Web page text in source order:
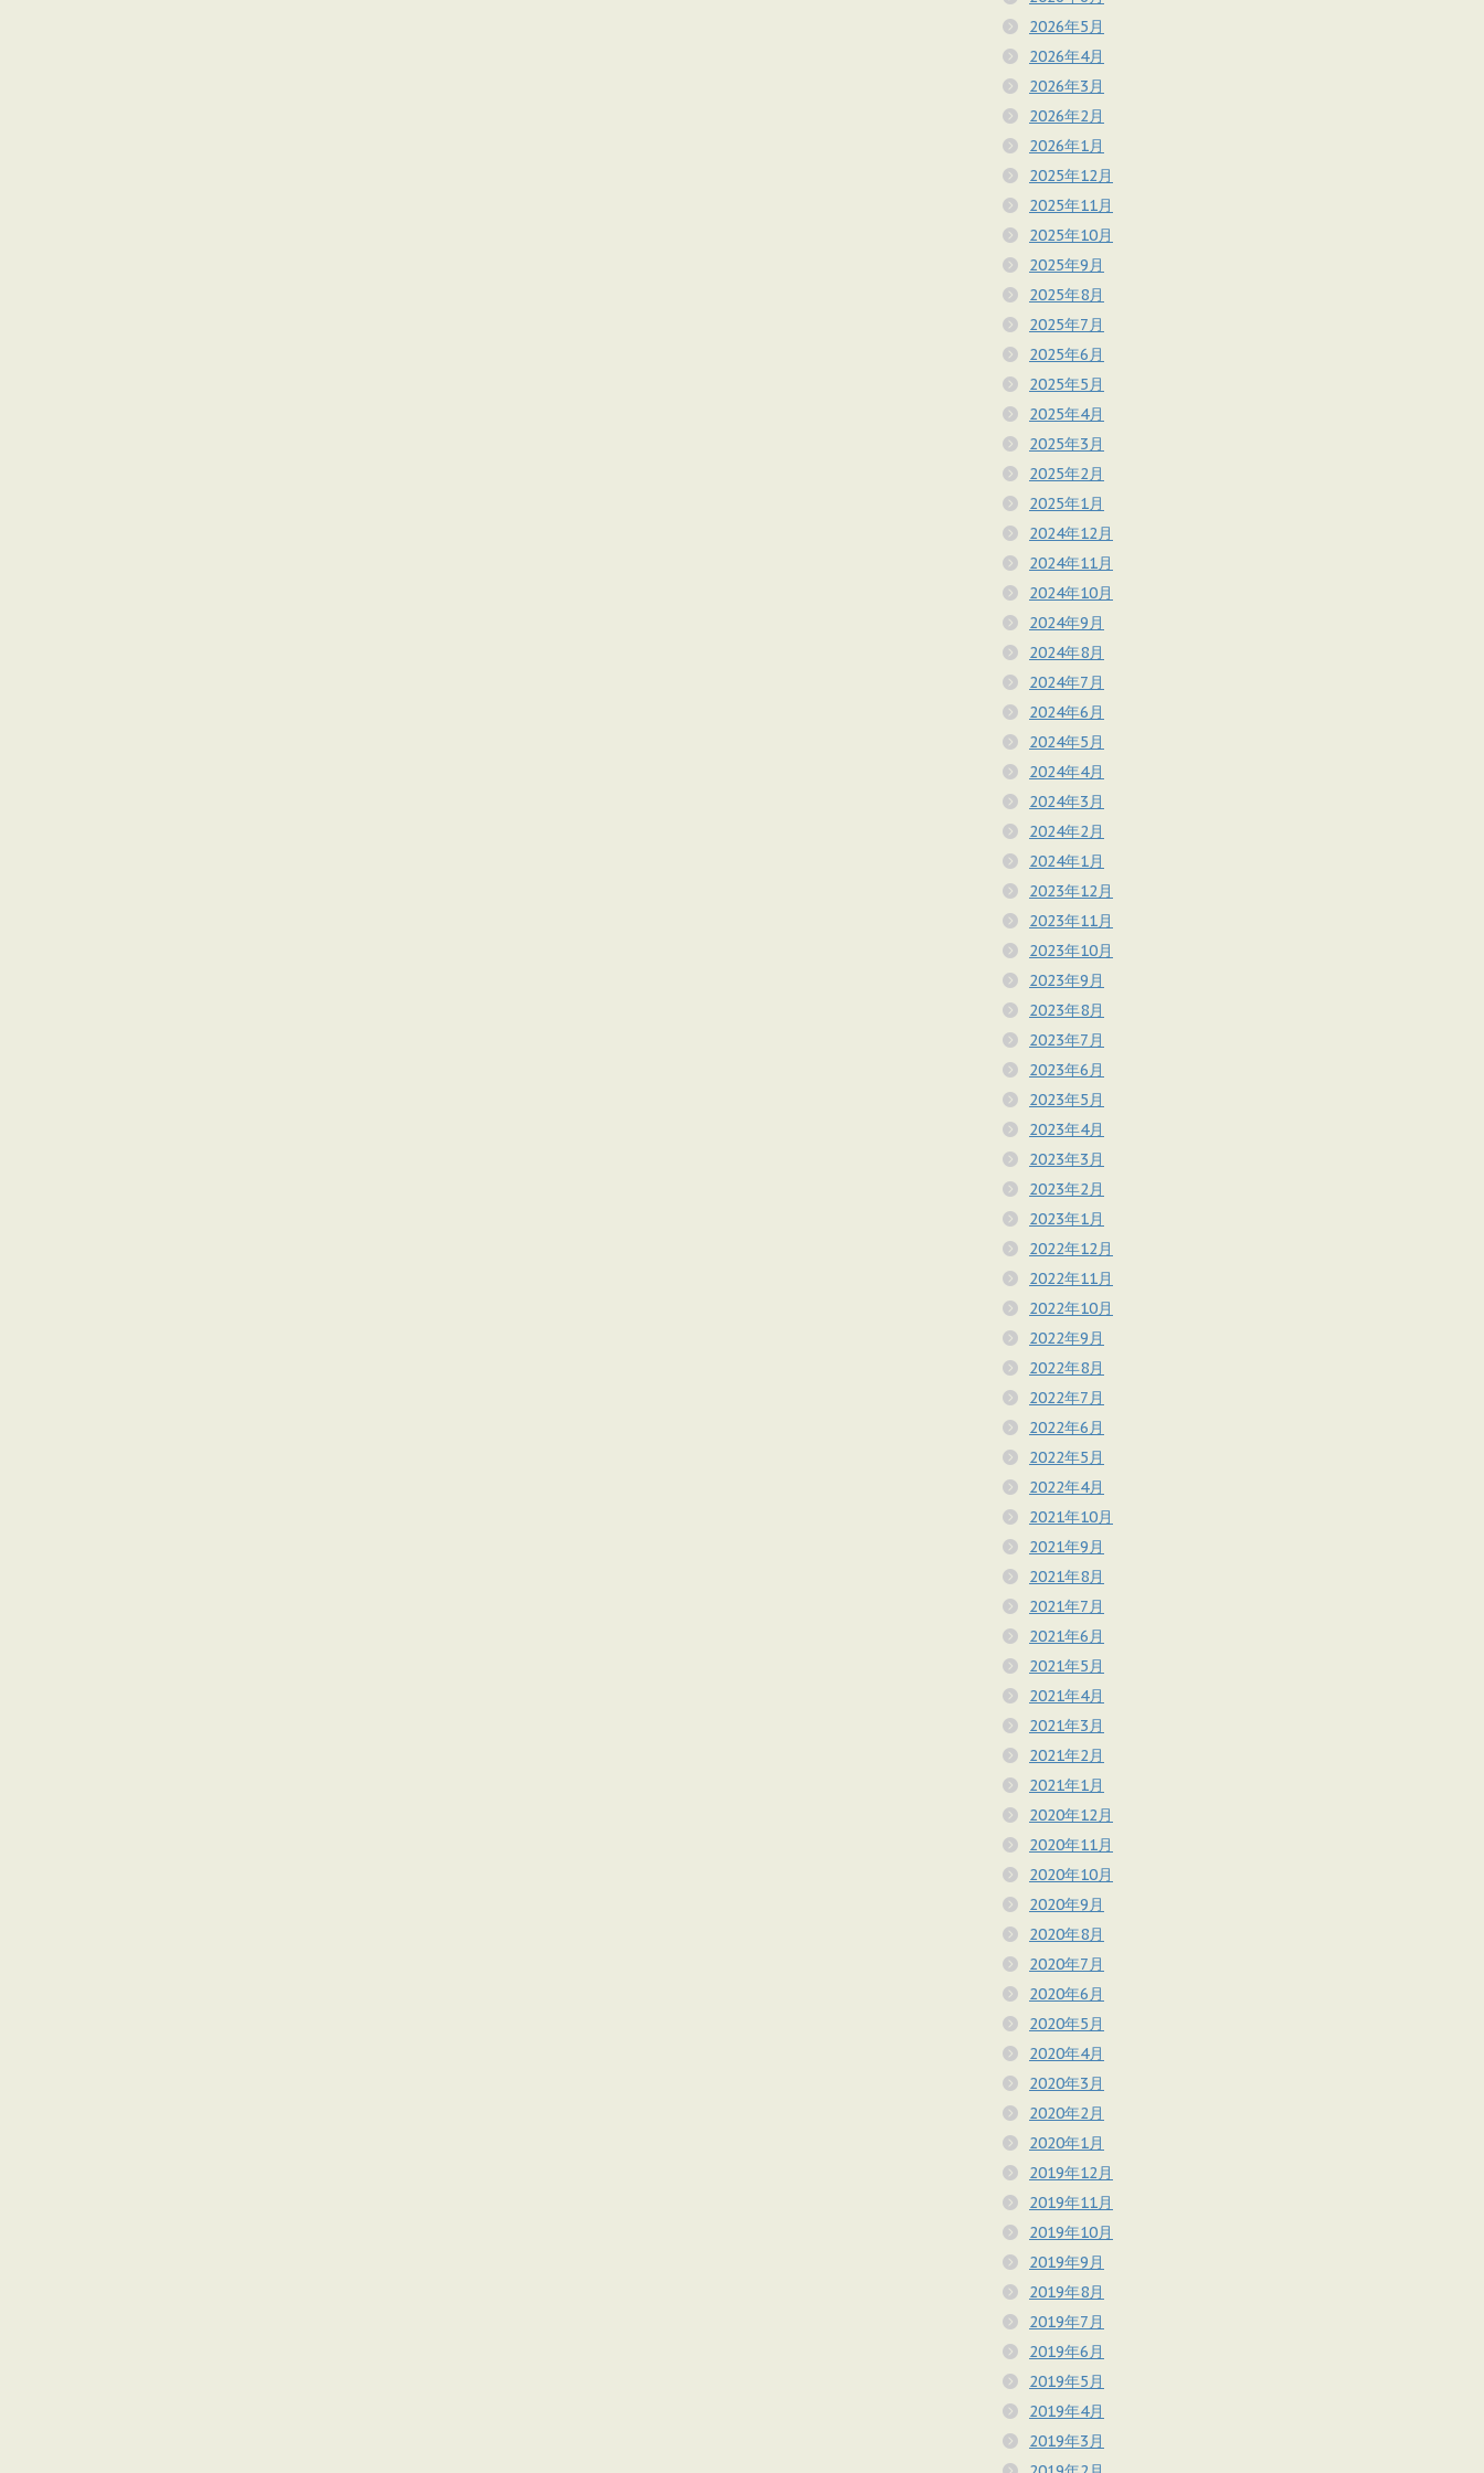
2026年5月
2026年4月
2026年3月
2026年2月
2026年1月
2025年12月
2025年11月
2025年10月
2025年9月
2025年8月
2025年7月
2025年6月
2025年5月
2025年4月
2025年3月
2025年2月
2025年1月
2024年12月
2024年11月
2024年10月
2024年9月
2024年8月
2024年7月
2024年6月
2024年5月
2024年4月
2024年3月
2024年2月
2024年1月
2023年12月
2023年11月
2023年10月
2023年9月
2023年8月
2023年7月
2023年6月
2023年5月
2023年4月
2023年3月
2023年2月
2023年1月
2022年12月
2022年11月
2022年10月
2022年9月
2022年8月
2022年7月
2022年6月
2022年5月
2022年4月
2021年10月
2021年9月
2021年8月
2021年7月
2021年6月
2021年5月
2021年4月
2021年3月
2021年2月
2021年1月
2020年12月
2020年11月
2020年10月
2020年9月
2020年8月
2020年7月
2020年6月
2020年5月
2020年4月
2020年3月
2020年2月
2020年1月
2019年12月
2019年11月
2019年10月
2019年9月
2019年8月
2019年7月
2019年6月
2019年5月
2019年4月
2019年3月